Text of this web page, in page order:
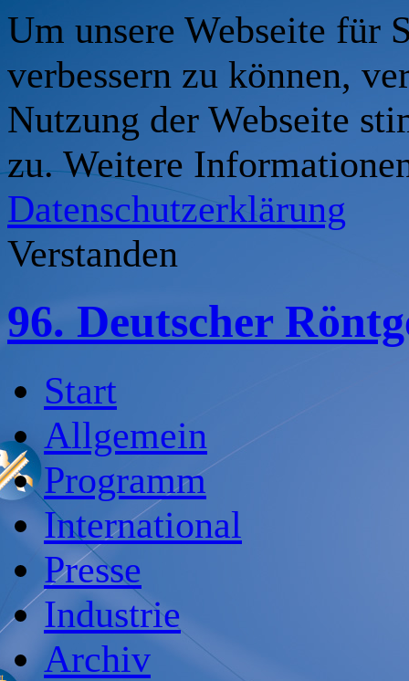
Um unsere Webseite für
verbessern zu können,
Nutzung der Webseite
zu. Weitere
Datenschutzerklärung
Verstanden
96. Deutscher
Start
Allgemein
Programm
International
Presse
Industrie
Archiv